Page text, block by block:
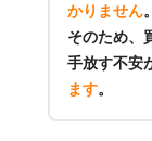
かりません。
そのため、
手放す不安
ます。